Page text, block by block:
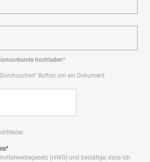
hochladen*
Button um ein Dokument
(HWG) und bestätige, dass ich